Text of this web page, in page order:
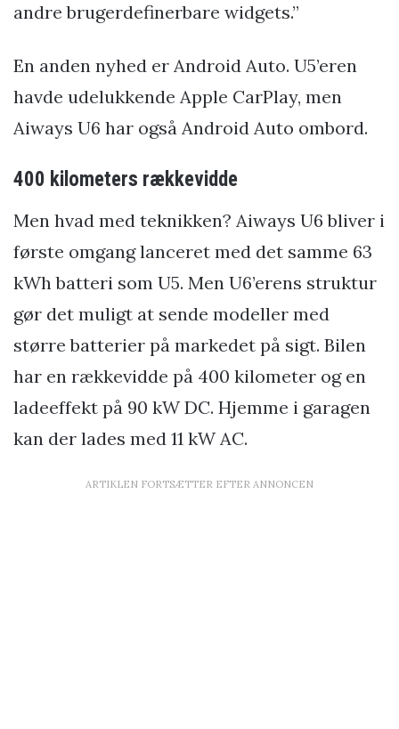
andre brugerdefinerbare widgets.”
En anden nyhed er Android Auto. U5’eren
havde udelukkende Apple CarPlay, men
Aiways U6 har også Android Auto ombord.
400 kilometers rækkevidde
Men hvad med teknikken? Aiways U6 bliver i
første omgang lanceret med det samme 63
kWh batteri som U5. Men U6’erens struktur
gør det muligt at sende modeller med
større batterier på markedet på sigt. Bilen
har en rækkevidde på 400 kilometer og en
ladeeffekt på 90 kW DC. Hjemme i garagen
kan der lades med 11 kW AC.
ARTIKLEN FORTSÆTTER EFTER ANNONCEN